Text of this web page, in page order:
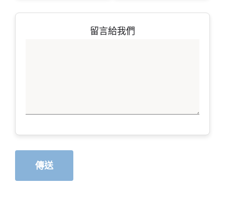
留言給我們